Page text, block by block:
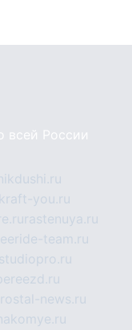
всей России
kraft-you.ru
rastenuya.ru
team.ru
news.ru